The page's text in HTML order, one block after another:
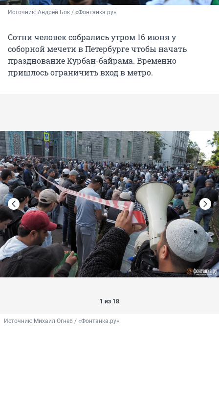
Источник: Андрей Бок / «Фонтанка.ру»
Сотни человек собрались утром 16 июня у
соборной мечети в Петербурге чтобы начать
празднование Курбан-байрама. Временно
пришлось ограничить вход в метро.
1 из 18
Источник: Михаил Огнев / «Фонтанка.ру»